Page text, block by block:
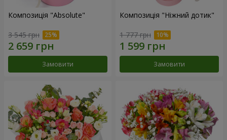
Композиція "Absolute"
3 545 грн
Замовити
Композиція "Ніжний дотик"
1 777 грн
Замовити